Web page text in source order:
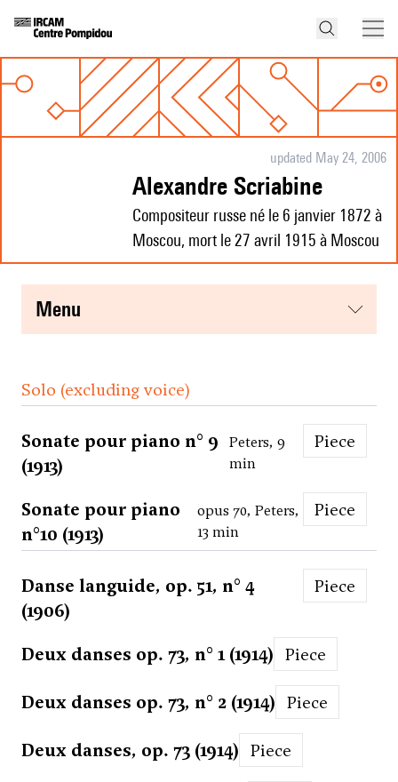
updated May 24, 2006
Alexandre Scriabine
Compositeur russe né le 6 janvier 1872 à
Moscou, mort le 27 avril 1915 à Moscou
menu
Solo (excluding voice)
Sonate pour piano n° 9
(1913)
Peters, 9
min
Piece
Sonate pour piano
n°10 (1913)
opus 70, Peters,
13 min
Piece
Danse languide, op. 51, n° 4
(1906)
Piece
Deux danses op. 73, n° 1 (1914) Piece
Deux danses op. 73, n° 2 (1914) Piece
Deux danses, op. 73 (1914) Piece